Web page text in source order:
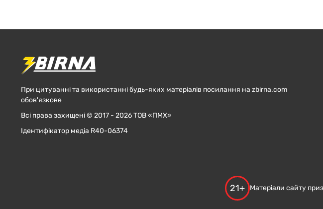
При цитуванні та використанні будь-яких матеріалів посилання на zbirna.com
обов'язкове
Всі права захищені © 2017 - 2026 ТОВ «ПМХ»
Ідентифікатор медіа R40-06374
21+ Матеріали сайту